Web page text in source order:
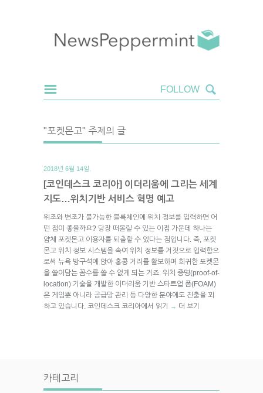
"포켓몬고" 주제의 글
2018년 6월 14일.
[코인데스크 코리아] 이더리움에 그리는 세계
지도…위치기반 서비스 혁명 예고
위조와 변조가 불가능한 블록체인에 위치 정보를 입력하면 어
떤 점이 좋을까요? 당장 떠올릴 수 있는 이점 가운데 하나는
얌체 포켓몬고 이용자를 퇴출할 수 있다는 점입니다. 즉, 포켓
몬고 위치 정보 시스템을 속여 위치 정보를 거짓으로 입력함으
로써 뉴욕 방구석에 앉아 홍콩 거리를 활보하며 희귀한 포켓몬
을 쓸어담는 꼼수를 쓸 수 없게 되는 거죠. 위치 증명(proof-of-
location) 기술을 개발한 이더리움 기반 스타트업 폼(FOAM)
은 게임뿐 아니라 공급망 관리 등 다양한 분야에도 진출을 꾀
하고 있습니다. 코인데스크 코리아에서 읽기
→ 더 보기
카테고리